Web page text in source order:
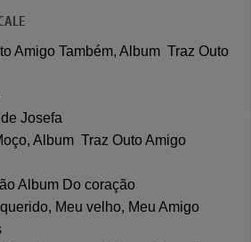
Amigo Também, Album Traz Outo
Josefa
Album Traz Outo Amigo
Album Do coração
Meu velho, Meu Amigo